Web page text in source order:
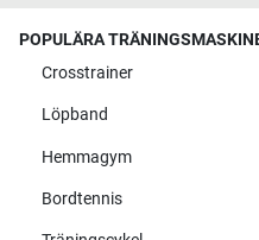
POPULÄRA
Crosstrainer
Löpband
Hemmagym
Bordtennis